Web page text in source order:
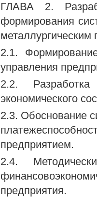
ГЛАВА 2.
формирования
металлургическим
2.1.
управления
2.2.
экономического
2.3. Обоснование
предприятием.
2.4.
предприятия.